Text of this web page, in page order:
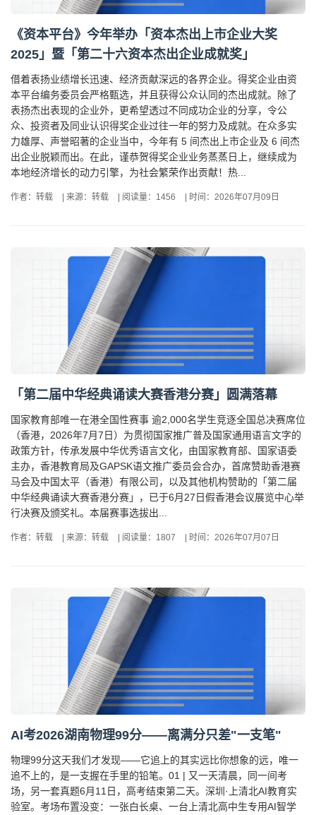
《资本平台》今年举办「资本杰出上市企业大奖
2025」暨「第二十六资本杰出企业成就奖」
借着表扬业绩增长迅速、经济贡献深远的各界企业。得奖企业由资
本平台编务委员会严格甄选，并且获得公众认同的杰出成就。除了
表扬杰出表现的企业外，更希望透过不同成功企业的分享，令公
众、投资者及同业认识得奖企业过往一年的努力及成就。在众多实
力雄厚、声誉昭著的企业当中，今年有 5 间杰出上市企业及 6 间杰
出企业脱颖而出。在此，谨恭贺得奖企业业务蒸蒸日上，继续成为
本地经济增长的动力引擎，为社会繁荣作出贡献！热...
作者：转载 来源：转载 阅读量：1456 时间：2026年07月09日
「第二届中华经典诵读大赛香港分赛」圆满落幕
国家教育部唯一在港全国性赛事 逾2,000名学生竞逐全国总决赛席位
（香港，2026年7月7日）为贯彻国家推广普及国家通用语言文字的
政策方针，传承发展中华优秀语言文化，由国家教育部、国家语委
主办，香港教育局及GAPSK语文推广委员会合办，首席赞助香港赛
马会及中国太平（香港）有限公司，以及其他机构赞助的「第二届
中华经典诵读大赛香港分赛」，已于6月27日假香港会议展览中心举
行决赛及颁奖礼。本届赛事选拔出...
作者：转载 来源：转载 阅读量：1807 时间：2026年07月07日
AI考2026湖南物理99分——离满分只差"一支笔"
物理99分这天我们才发现——它追上的其实远比你想象的远，唯一
追不上的，是一支握在手里的铅笔。01 | 又一天清晨，同一间考
场，另一套真题6月11日，高考结束第二天。深圳·上清北AI教育实
验室。考场布置没变：一张白长桌、一台上清北高中生专用AI智学